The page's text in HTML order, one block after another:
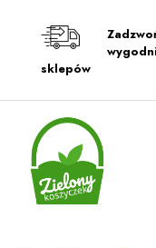
sklepów